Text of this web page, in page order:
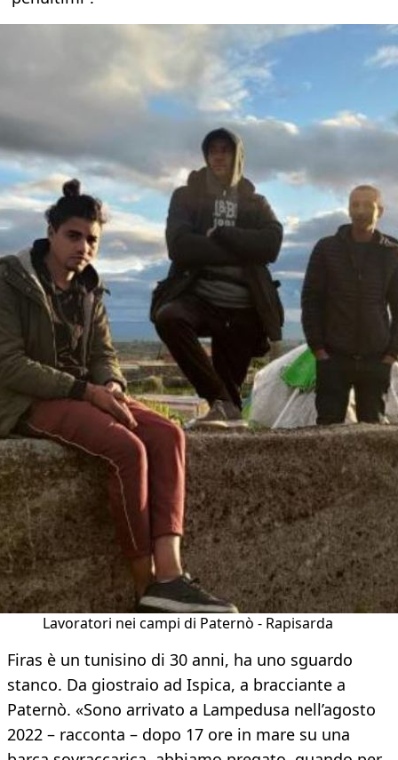
Lavoratori nei campi di Paternò - Rapisarda
Firas è un tunisino di 30 anni, ha uno sguardo
stanco. Da giostraio ad Ispica, a bracciante a
Paternò. «Sono arrivato a Lampedusa nell’agosto
2022 – racconta – dopo 17 ore in mare su una